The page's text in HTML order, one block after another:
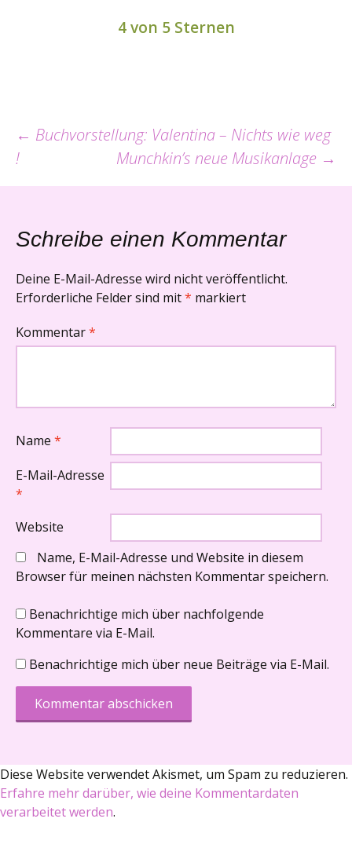
4 von 5 Sternen
Beitrags-
Navigation
← Buchvorstellung: Valentina – Nichts wie weg
!
Munchkin’s neue Musikanlage →
Schreibe einen Kommentar
Deine E-Mail-Adresse wird nicht veröffentlicht.
Erforderliche Felder sind mit* markiert
Kommentar*
Name *
E-Mail-Adresse
*
Website
Name, E-Mail-Adresse und Website in diesem
Browser für meinen nächsten Kommentar speichern.
Benachrichtige mich über nachfolgende
Kommentare via E-Mail.
Benachrichtige mich über neue Beiträge via E-Mail.
Diese Website verwendet Akismet, um Spam zu reduzieren.
Erfahre mehr darüber, wie deine Kommentardaten
verarbeitet werden.